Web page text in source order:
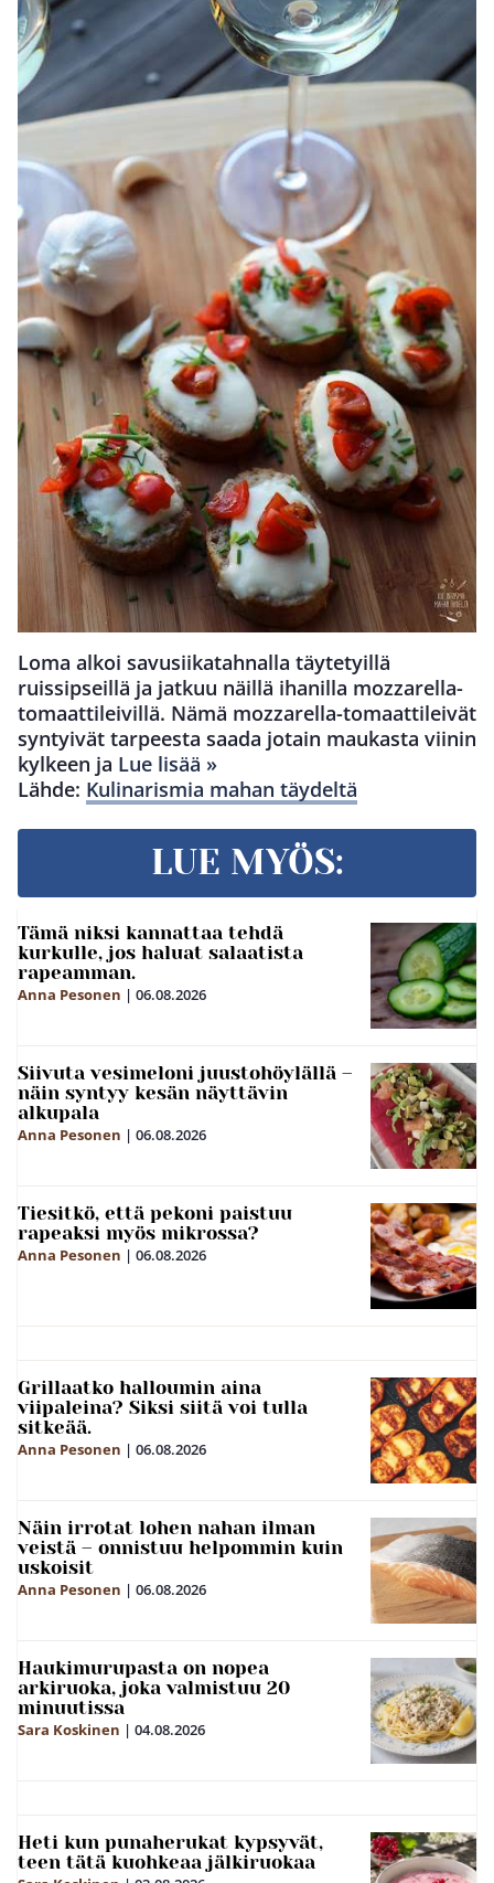
Loma alkoi savusiikatahnalla täytetyillä
ruissipseillä ja jatkuu näillä ihanilla mozzarella-
tomaattileivillä. Nämä mozzarella-tomaattileivät
syntyivät tarpeesta saada jotain maukasta viinin
kylkeen ja Lue lisää »
Lähde: Kulinarismia mahan täydeltä
LUE MYÖS:
Tämä niksi kannattaa tehdä
kurkulle, jos haluat salaatista
rapeamman.
Anna Pesonen | 06.08.2026
Siivuta vesimeloni juustohöylällä –
näin syntyy kesän näyttävin
alkupala
Anna Pesonen | 06.08.2026
Tiesitkö, että pekoni paistuu
rapeaksi myös mikrossa?
Anna Pesonen | 06.08.2026
Grillaatko halloumin aina
viipaleina? Siksi siitä voi tulla
sitkeää.
Anna Pesonen | 06.08.2026
Näin irrotat lohen nahan ilman
veistä – onnistuu helpommin kuin
uskoisit
Anna Pesonen | 06.08.2026
Haukimurupasta on nopea
arkiruoka, joka valmistuu 20
minuutissa
Sara Koskinen | 04.08.2026
Heti kun punaherukat kypsyvät,
teen tätä kuohkeaa jälkiruokaa